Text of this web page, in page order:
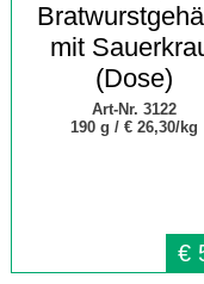
mit
(Dose)
Art-Nr. 3122
190 g / € 26,30/kg
€